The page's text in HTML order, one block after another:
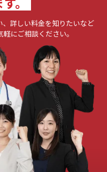
、詳しい料金を知りたいなど
にご相談ください。